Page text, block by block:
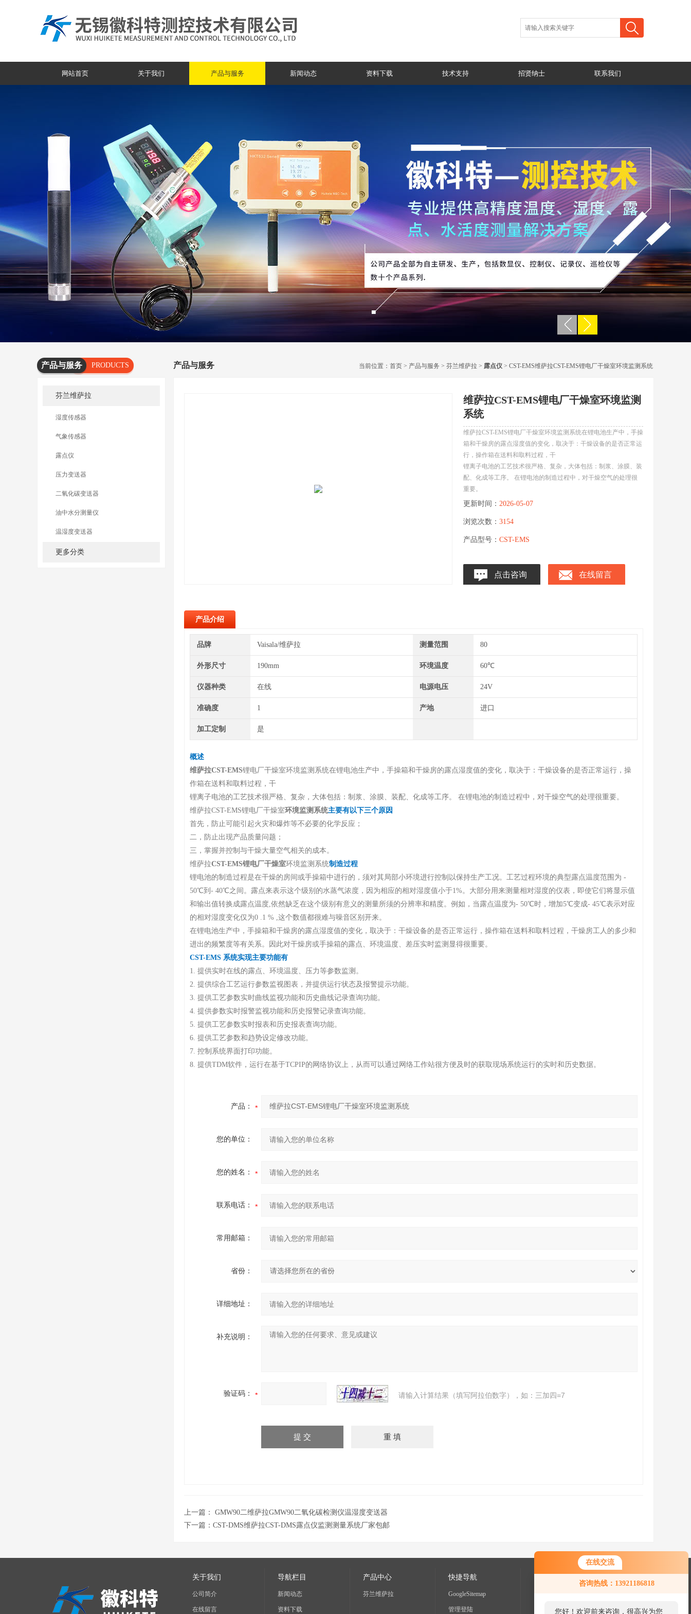
在线交流
咨询热线：13921186818
您好！欢迎前来咨询，很高兴为您
网站首页 关于我们 产品与服务 新闻动态 资料下载 技术支持 招贤纳士 联系我们
产品与服务
PRODUCTS
芬兰维萨拉
湿度传感器
气象传感器
露点仪
压力变送器
二氧化碳变送器
油中水分测量仪
温湿度变送器
更多分类
产品与服务 当前位置： 首页 > 产品与服务 > 芬兰维萨拉 > 露点仪 > CST-EMS维萨拉CST-EMS锂电厂干燥室环境监测系统
维萨拉CST-EMS锂电厂干燥室环境监测
系统
维萨拉CST-EMS锂电厂干燥室环境监测系统在锂电池生产中，手操
箱和干燥房的露点湿度值的变化，取决于：干燥设备的是否正常运
行，操作箱在送料和取料过程，干
锂离子电池的工艺技术很严格、复杂，大体包括：制浆、涂膜、装
配、化成等工序。 在锂电池的制造过程中，对干燥空气的处理很
重要。
更新时间： 2026-05-07
浏览次数： 3154
产品型号： CST-EMS
点击咨询 在线留言
产品介绍
品牌 Vaisala/维萨拉 测量范围 80
外形尺寸 190mm 环境温度 60℃
仪器种类 在线 电源电压 24V
准确度 1 产地 进口
加工定制 是
概述
维萨拉CST-EMS锂电厂干燥室环境监测系统在锂电池生产中，手操箱和干燥房的露点湿度值的变化，取决于：干燥设备的是否正常运行，操
作箱在送料和取料过程，干
锂离子电池的工艺技术很严格、复杂，大体包括：制浆、涂膜、装配、化成等工序。 在锂电池的制造过程中，对干燥空气的处理很重要。
维萨拉CST-EMS锂电厂干燥室环境监测系统主要有以下三个原因
首先，防止可能引起火灾和爆炸等不必要的化学反应；
二，防止出现产品质量问题；
三，掌握并控制与干燥大量空气相关的成本。
维萨拉CST-EMS锂电厂干燥室环境监测系统制造过程
锂电池的制造过程是在干燥的房间或手操箱中进行的，须对其局部小环境进行控制以保持生产工况。工艺过程环境的典型露点温度范围为 -
50℃到- 40℃之间。露点来表示这个级别的水蒸气浓度，因为相应的相对湿度值小于1%。大部分用来测量相对湿度的仪表，即使它们将显示值
和输出值转换成露点温度,依然缺乏在这个级别有意义的测量所须的分辨率和精度。例如，当露点温度为- 50℃时，增加5℃变成- 45℃表示对应
的相对湿度变化仅为0 .1 % ,这个数值都很难与噪音区别开来。
在锂电池生产中，手操箱和干燥房的露点湿度值的变化，取决于：干燥设备的是否正常运行，操作箱在送料和取料过程，干燥房工人的多少和
进出的频繁度等有关系。因此对干燥房或手操箱的露点、环境温度、差压实时监测显得很重要。
CST-EMS 系统实现主要功能有
1. 提供实时在线的露点、环境温度、压力等参数监测。
2. 提供综合工艺运行参数监视图表，并提供运行状态及报警提示功能。
3. 提供工艺参数实时曲线监视功能和历史曲线记录查询功能。
4. 提供参数实时报警监视功能和历史报警记录查询功能。
5. 提供工艺参数实时报表和历史报表查询功能。
6. 提供工艺参数和趋势设定修改功能。
7. 控制系统界面打印功能。
8. 提供TDM软件，运行在基于TCPIP的网络协议上，从而可以通过网络工作站很方便及时的获取现场系统运行的实时和历史数据。
产品：
您的单位：
您的姓名：
联系电话：
常用邮箱：
省份：
详细地址：
补充说明：
验证码： 请输入计算结果（填写阿拉伯数字），如：三加四=7
上一篇： GMW90二维萨拉GMW90二氧化碳检测仪温湿度变送器
下一篇： CST-DMS维萨拉CST-DMS露点仪监测测量系统厂家包邮
关于我们
公司简介
在线留言
导航栏目
新闻动态
资料下载
产品中心
芬兰维萨拉
快捷导航
GoogleSitemap
管理登陆